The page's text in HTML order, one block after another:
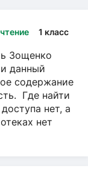
1 класс
Зощенко
данный
содержание
Где найти
нет, а
нет